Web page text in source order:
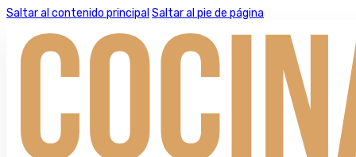
Saltar al contenido principal Saltar al pie de página